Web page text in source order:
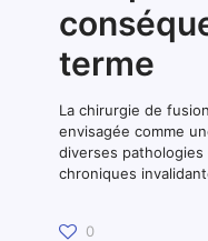
terme
La chirurgie de
envisagée comme
diverses
chroniques
0